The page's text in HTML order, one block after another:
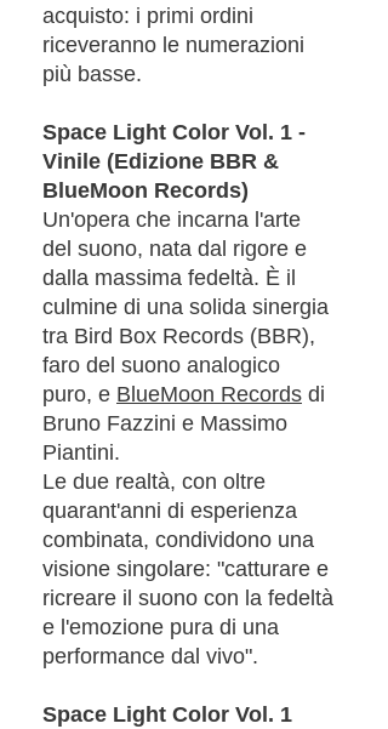
acquisto: i primi ordini
riceveranno le numerazioni
più basse.
Space Light Color Vol. 1 -
Vinile (Edizione BBR &
BlueMoon Records)
Un'opera che incarna l'arte
del suono, nata dal rigore e
dalla massima fedeltà. È il
culmine di una solida sinergia
tra Bird Box Records (BBR),
faro del suono analogico
puro, e BlueMoon Records di
Bruno Fazzini e Massimo
Piantini.
Le due realtà, con oltre
quarant'anni di esperienza
combinata, condividono una
visione singolare: "catturare e
ricreare il suono con la fedeltà
e l'emozione pura di una
performance dal vivo".
Space Light Color Vol. 1